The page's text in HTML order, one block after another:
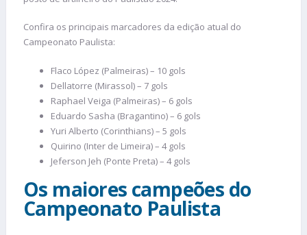
Confira os principais marcadores da edição atual do
Campeonato Paulista:
Flaco López (Palmeiras) – 10 gols
Dellatorre (Mirassol) – 7 gols
Raphael Veiga (Palmeiras) – 6 gols
Eduardo Sasha (Bragantino) – 6 gols
Yuri Alberto (Corinthians) – 5 gols
Quirino (Inter de Limeira) – 4 gols
Jeferson Jeh (Ponte Preta) – 4 gols
Os maiores campeões do
Campeonato Paulista